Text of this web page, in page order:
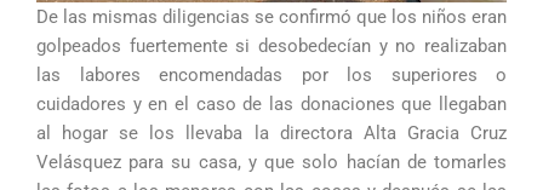
De las mismas diligencias se confirmó que los niños eran
golpeados fuertemente si desobedecían y no realizaban
las labores encomendadas por los superiores o
cuidadores y en el caso de las donaciones que llegaban
al hogar se los llevaba la directora Alta Gracia Cruz
Velásquez para su casa, y que solo hacían de tomarles